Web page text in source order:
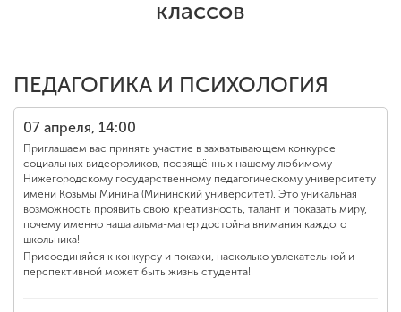
Обучение
Наука
Международная
деятельность
классов
ПЕДАГОГИКА И ПСИХОЛОГИЯ
07 апреля, 14:00
Приглашаем вас принять участие в захватывающем конкурсе
социальных видеороликов, посвящённых нашему любимому
Нижегородскому государственному педагогическому университету
имени Козьмы Минина (Мининский университет). Это уникальная
возможность проявить свою креативность, талант и показать миру,
почему именно наша альма-матер достойна внимания каждого
школьника!
Присоединяйся к конкурсу и покажи, насколько увлекательной и
перспективной может быть жизнь студента!